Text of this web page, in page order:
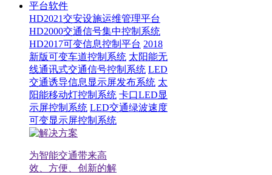
平台软件
HD2021交安设施运维管理平台
HD2000交通信号集中控制系统
HD2017可变信息控制平台 2018
新版可变车道控制系统 太阳能无
线通讯式交通信号控制系统 LED
交通诱导信息显示屏发布系统 太
阳能移动灯控制系统 卡口LED显
示屏控制系统 LED交通绿波速度
可变显示屏控制系统
为智能交通带来高
效、方便、创新的解